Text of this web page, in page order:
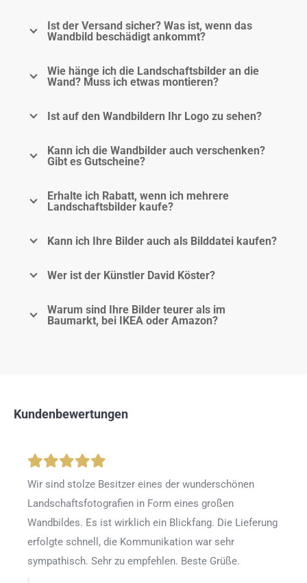
Ist der Versand sicher? Was ist, wenn das
Wandbild beschädigt ankommt?
Wie hänge ich die Landschaftsbilder an die
Wand? Muss ich etwas montieren?
Ist auf den Wandbildern Ihr Logo zu sehen?
Kann ich die Wandbilder auch verschenken?
Gibt es Gutscheine?
Erhalte ich Rabatt, wenn ich mehrere
Landschaftsbilder kaufe?
Kann ich Ihre Bilder auch als Bilddatei kaufen?
Wer ist der Künstler David Köster?
Warum sind Ihre Bilder teurer als im
Baumarkt, bei IKEA oder Amazon?
Kundenbewertungen
Wir sind stolze Besitzer eines der wunderschönen
Landschaftsfotografien in Form eines großen
Wandbildes. Es ist wirklich ein Blickfang. Die Lieferung
erfolgte schnell, die Kommunikation war sehr
sympathisch. Sehr zu empfehlen. Beste Grüße.